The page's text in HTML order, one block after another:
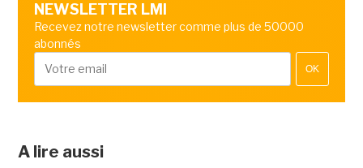
NEWSLETTER LMI
Recevez notre newsletter comme plus de 50000
abonnés
OK
A lire aussi